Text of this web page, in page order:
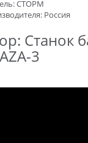
СТОРМ
Россия
Станок
3